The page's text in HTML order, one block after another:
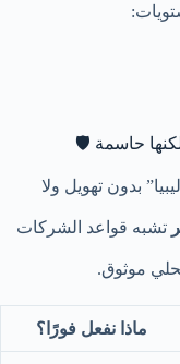
بدون تهويل ولا
تشبه قواعد الشركات
موثوق.
ماذا نفعل فورًا؟